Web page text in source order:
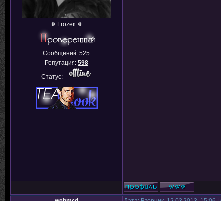
❅ Frozen ❅
Сообщений:525
Репутация: 598
Статус: